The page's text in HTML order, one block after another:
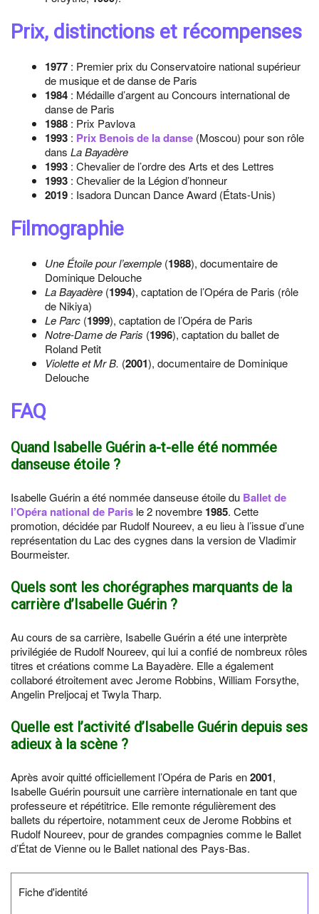
Prix, distinctions et récompenses
1977 : Premier prix du Conservatoire national supérieur
de musique et de danse de Paris
1984 : Médaille d’argent au Concours international de
danse de Paris
1988 : Prix Pavlova
1993 : Prix Benois de la danse (Moscou) pour son rôle
dans La Bayadère
1993 : Chevalier de l’ordre des Arts et des Lettres
1993 : Chevalier de la Légion d’honneur
2019 : Isadora Duncan Dance Award (États-Unis)
Filmographie
Une Étoile pour l’exemple (1988), documentaire de
Dominique Delouche
La Bayadère (1994), captation de l’Opéra de Paris (rôle
de Nikiya)
Le Parc (1999), captation de l’Opéra de Paris
Notre-Dame de Paris (1996), captation du ballet de
Roland Petit
Violette et Mr B. (2001), documentaire de Dominique
Delouche
FAQ
Quand Isabelle Guérin a-t-elle été nommée
danseuse étoile ?
Isabelle Guérin a été nommée danseuse étoile du Ballet de
l’Opéra national de Paris le 2 novembre 1985. Cette
promotion, décidée par Rudolf Noureev, a eu lieu à l’issue d’une
représentation du Lac des cygnes dans la version de Vladimir
Bourmeister.
Quels sont les chorégraphes marquants de la
carrière d’Isabelle Guérin ?
Au cours de sa carrière, Isabelle Guérin a été une interprète
privilégiée de Rudolf Noureev, qui lui a confié de nombreux rôles
titres et créations comme La Bayadère. Elle a également
collaboré étroitement avec Jerome Robbins, William Forsythe,
Angelin Preljocaj et Twyla Tharp.
Quelle est l’activité d’Isabelle Guérin depuis ses
adieux à la scène ?
Après avoir quitté officiellement l’Opéra de Paris en2001,
Isabelle Guérin poursuit une carrière internationale en tant que
professeure et répétitrice. Elle remonte régulièrement des
ballets du répertoire, notamment ceux de Jerome Robbins et
Rudolf Noureev, pour de grandes compagnies comme le Ballet
d’État de Vienne ou le Ballet national des Pays-Bas.
Fiche d'identité